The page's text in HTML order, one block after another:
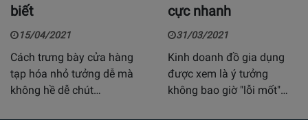
biết
15/04/2021
Cách trưng bày cửa hàng
tạp hóa nhỏ tưởng dễ mà
không hề dễ chút…
cực nhanh
31/03/2021
Kinh doanh đồ gia dụng
được xem là ý tưởng
không bao giờ "lỗi mốt"…